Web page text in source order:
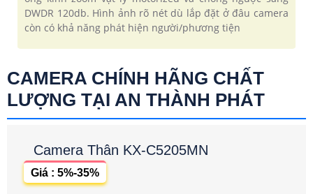
DWDR 120db. Hình ảnh rõ nét dù lắp đặt ở đâu camera
còn có khả năng phát hiện người/phương tiện
CAMERA CHÍNH HÃNG CHẤT
LƯỢNG TẠI AN THÀNH PHÁT
Camera Thân KX-C5205MN
Giá : 5%-35%